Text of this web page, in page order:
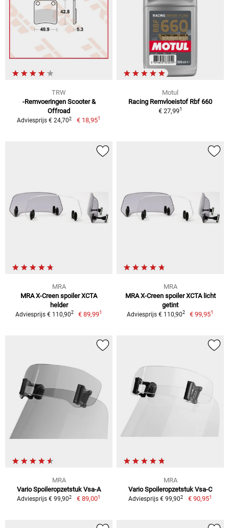
TRW
-Remvoeringen Scooter &
Offroad
Adviesprijs € 24,702 € 18,951
Motul
Racing Remvloeistof Rbf 660
€ 27,991
MRA
MRA X-Creen spoiler XCTA
helder
Adviesprijs € 110,902 € 89,991
MRA
MRA X-Creen spoiler XCTA licht
getint
Adviesprijs € 110,902 € 99,951
MRA
Vario Spoileropzetstuk Vsa-A
Adviesprijs € 99,902 € 89,001
MRA
Vario Spoileropzetstuk Vsa-C
Adviesprijs € 99,902 € 90,951